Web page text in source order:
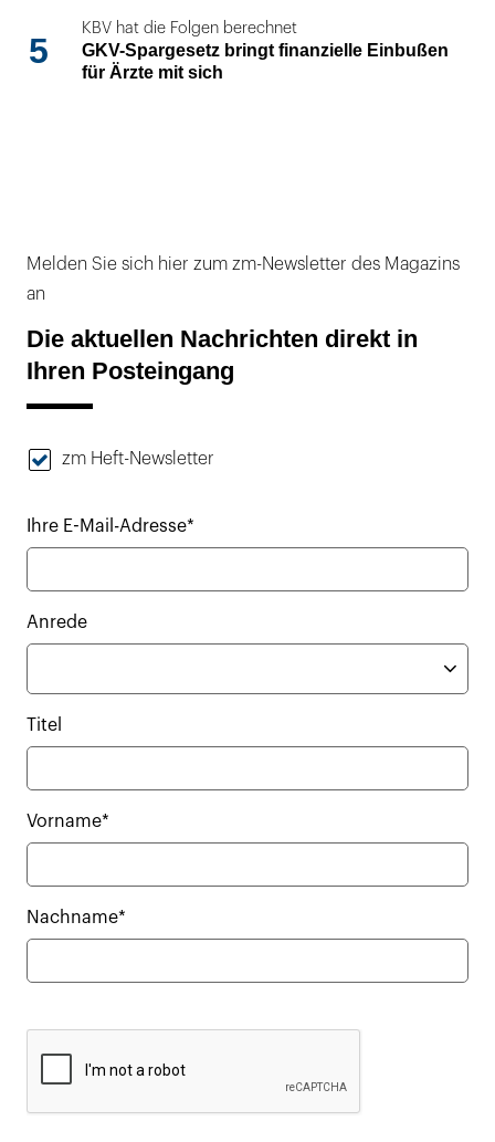
5
KBV hat die Folgen berechnet
GKV-Spargesetz bringt finanzielle Einbußen
für Ärzte mit sich
Melden Sie sich hier zum zm-Newsletter des Magazins
an
Die aktuellen Nachrichten direkt in
Ihren Posteingang
zm Heft-Newsletter
Ihre E-Mail-Adresse*
Anrede
Titel
Vorname*
Nachname*